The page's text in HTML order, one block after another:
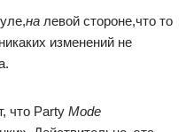
на левой стороне,что то
изменений не
что Party Mode